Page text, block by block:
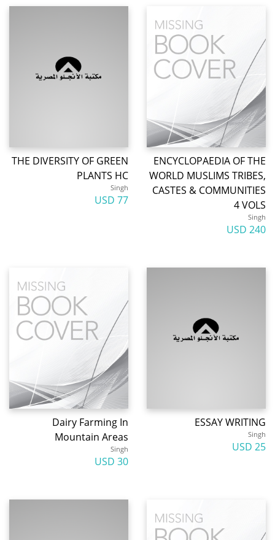
ENCYCLOPAEDIA OF THE
WORLD MUSLIMS TRIBES,
CASTES & COMMUNITIES
4 VOLS
Singh
240 USD
THE DIVERSITY OF GREEN
PLANTS HC
Singh
77 USD
ESSAY WRITING
Singh
25 USD
Dairy Farming In
Mountain Areas
Singh
30 USD